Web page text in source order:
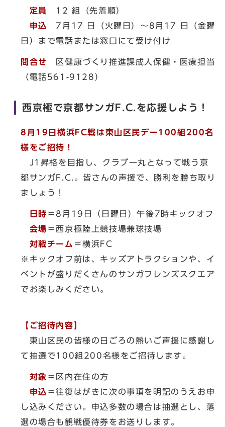
定員
12 組（先着順）
申込
7月17 日（火曜日）～8月17 日（金曜
日）まで電話または窓口にて受け付け
問合せ
区健康づくり推進課成人保健・医療担当
（電話561-9128）
西京極で京都サンガF.C.を応援しよう！
8月19日横浜FC戦は東山区民デー100組200名
様をご招待！
J1昇格を目指し、クラブ一丸となって戦う京
都サンガF.C.。皆さんの声援で、勝利を勝ち取り
ましょう！
日時 ＝8月19日（日曜日）午後7時キックオフ
会場 ＝西京極陸上競技場兼球技場
対戦チーム ＝横浜FC
※キックオフ前は、キッズアトラクションや、イ
ベントが盛りだくさんのサンガフレンズスクエア
でお楽しみください。
【ご招待内容】
東山区民の皆様の日ごろの熱いご声援に感謝し
て抽選で100組200名様をご招待します。
対象 ＝区内在住の方
申込 ＝往復はがきに次の事項を明記のうえお申
し込みください。申込多数の場合は抽選とし、落
選の場合も観戦優待券をお送りします。